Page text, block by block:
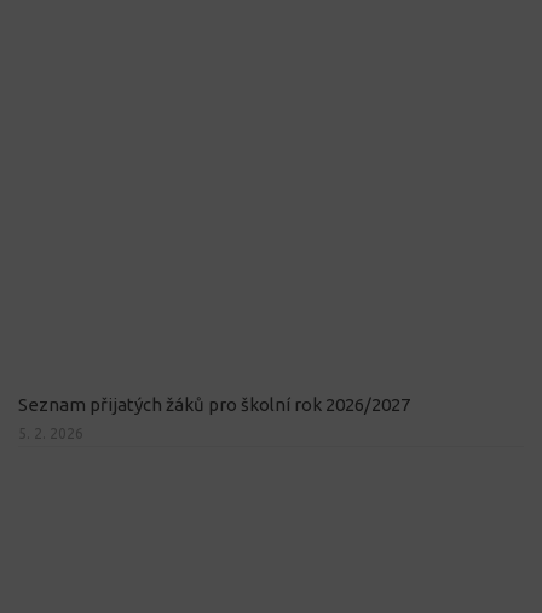
Seznam přijatých žáků pro školní rok 2026/2027
5. 2. 2026